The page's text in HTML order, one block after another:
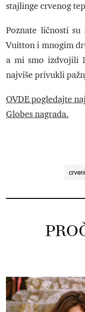
stajlinge crvenog
Poznate ličnosti
Vuittoni mnogim
a mi smo izdvojili
najviše privukli
OVDE pogledajte
Globes nagrada.